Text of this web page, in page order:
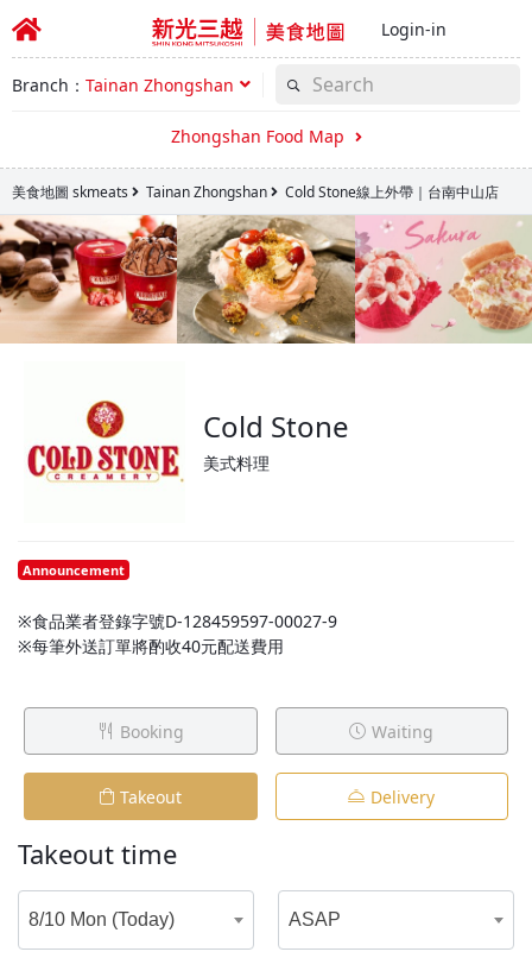
Login-in
Branch： Tainan Zhongshan
Zhongshan Food Map
美食地圖 skmeats Tainan Zhongshan Cold Stone線上外帶｜台南中山店
Cold Stone
美式料理
Announcement
※食品業者登錄字號D-128459597-00027-9
※每筆外送訂單將酌收40元配送費用
Booking Waiting
Takeout Delivery
Takeout time
8/10 Mon (Today) ASAP